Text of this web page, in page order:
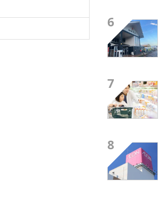
6
7
8